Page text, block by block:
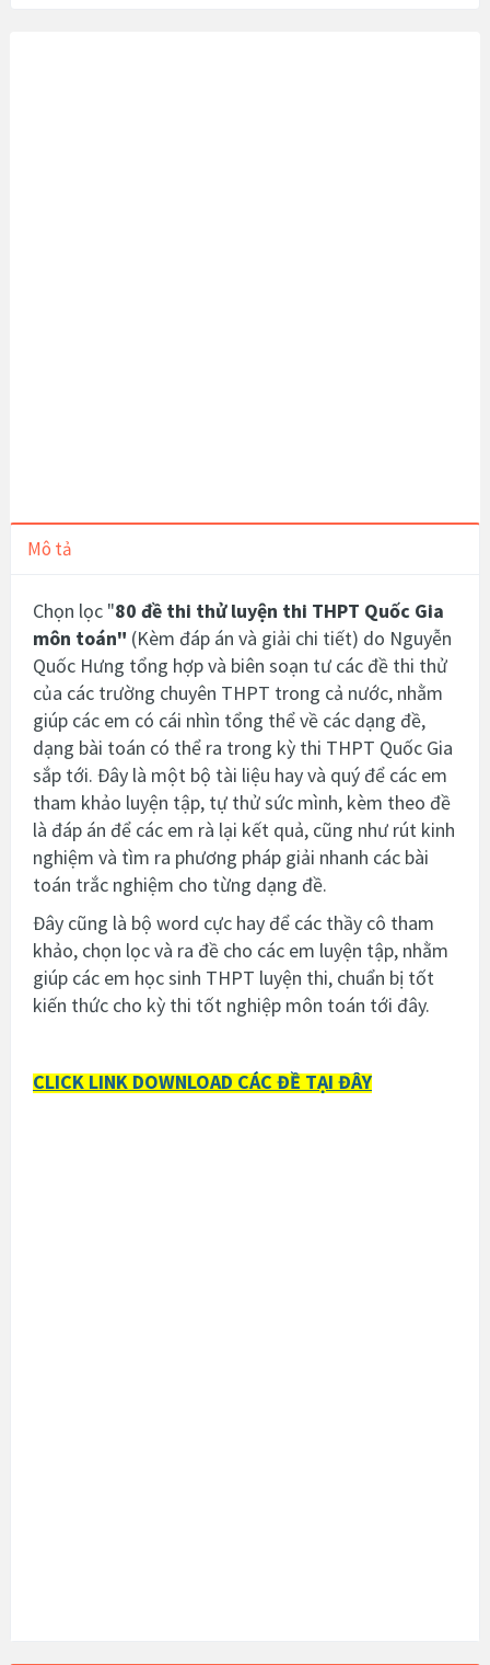
Mô tả
Chọn lọc "80 đề thi thử luyện thi THPT Quốc Gia
môn toán" (Kèm đáp án và giải chi tiết) do Nguyễn
Quốc Hưng tổng hợp và biên soạn tư các đề thi thử
của các trường chuyên THPT trong cả nước, nhằm
giúp các em có cái nhìn tổng thể về các dạng đề,
dạng bài toán có thể ra trong kỳ thi THPT Quốc Gia
sắp tới. Đây là một bộ tài liệu hay và quý để các em
tham khảo luyện tập, tự thử sức mình, kèm theo đề
là đáp án để các em rà lại kết quả, cũng như rút kinh
nghiệm và tìm ra phương pháp giải nhanh các bài
toán trắc nghiệm cho từng dạng đề.
Đây cũng là bộ word cực hay để các thầy cô tham
khảo, chọn lọc và ra đề cho các em luyện tập, nhằm
giúp các em học sinh THPT luyện thi, chuẩn bị tốt
kiến thức cho kỳ thi tốt nghiệp môn toán tới đây.
CLICK LINK DOWNLOAD CÁC ĐỀ TẠI ĐÂY